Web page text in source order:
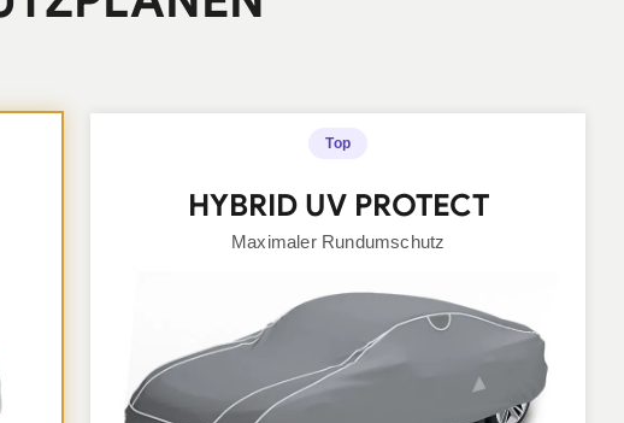
Top
HYBRID UV PROTECT
Maximaler Rundumschutz